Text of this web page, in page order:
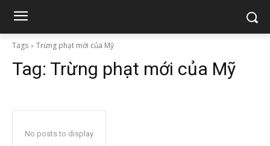
Tags Trừng phạt mới của Mỹ
Tag: Trừng phạt mới của Mỹ
No posts to display